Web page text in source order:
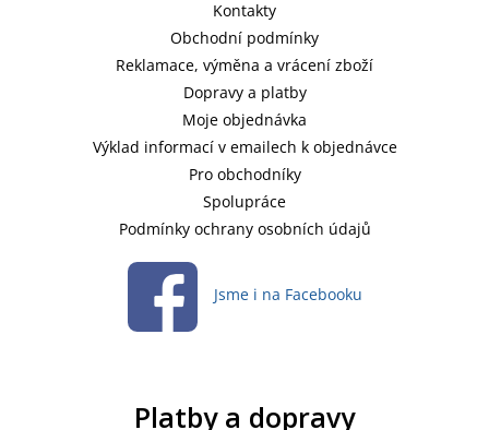
Kontakty
Obchodní podmínky
Reklamace, výměna a vrácení zboží
Dopravy a platby
Moje objednávka
Výklad informací v emailech k objednávce
Pro obchodníky
Spolupráce
Podmínky ochrany osobních údajů
Jsme i na Facebooku
Platby a dopravy